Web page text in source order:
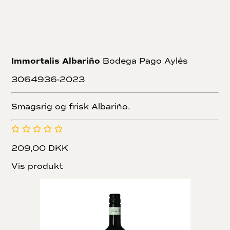
Immortalis Albariño Bodega Pago Aylés
3064936-2023
Smagsrig og frisk Albariño.
209,00 DKK
Vis produkt